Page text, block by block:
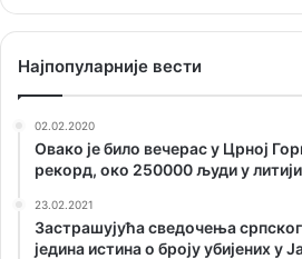
Наjпопуларније вести
02.02.2020
Овако је било вечерас у Црној
рекорд, око 250000 људи у
23.02.2021
Застрашујућа сведочења
једина истина о броју убијених у